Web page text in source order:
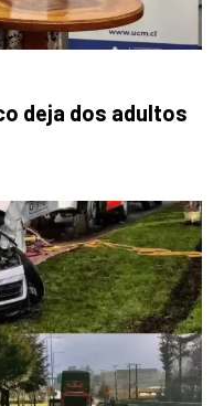
deja dos adultos